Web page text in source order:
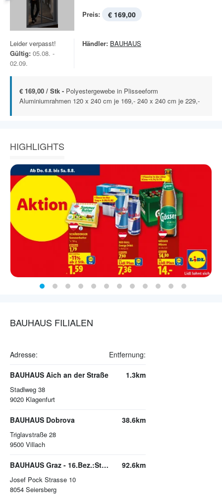
Preis: € 169,00
Leider verpasst!
Gültig: 05.08. -
02.09.
Händler: BAUHAUS
€ 169,00 / Stk - Polyestergewebe in Plisseeform
Aluminiumrahmen 120 x 240 cm je 169,- 240 x 240 cm je 229,-
HIGHLIGHTS
BAUHAUS FILIALEN
Adresse: Entfernung:
BAUHAUS Aich an der Straße
Stadlweg 38
9020 Klagenfurt
1.3km
BAUHAUS Dobrova
Triglavstraße 28
9500 Villach
38.6km
BAUHAUS Graz - 16.Bez.:Straßgang
Josef Pock Strasse 10
8054 Seiersberg
92.6km